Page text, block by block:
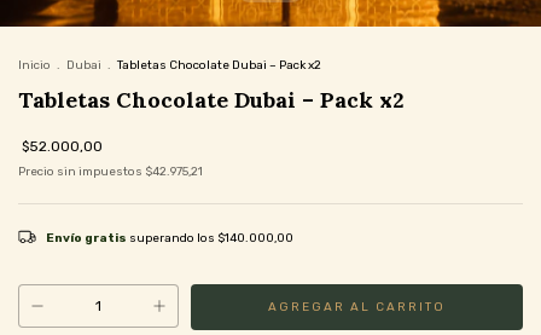
Inicio . Dubai . Tabletas Chocolate Dubai – Pack x2
Tabletas Chocolate Dubai – Pack x2
$52.000,00
Precio sin impuestos $42.975,21
Envío gratis superando los $140.000,00